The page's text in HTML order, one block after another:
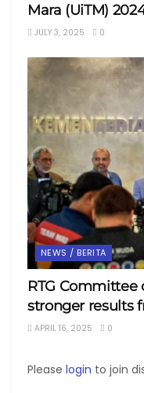
Mara (UiTM)
JULY 3, 2025 0
NEWS / BERITA
RTG
stronger results
APRIL 16, 2025 0
Please login to join